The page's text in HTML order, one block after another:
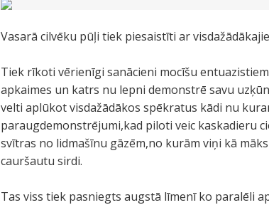
Vasarā cilvēku pūļi tiek piesaistīti ar
Tiek rīkoti vērienīgi sanācieni mocīšu
apkaimes un katrs nu lepni demonstrē savu
velti aplūkot visdažādākos spēkratus kādi nu
paraugdemonstrējumi,kad piloti veic kaskadieru
svītras no lidmašīnu gāzēm,no kurām viņi kā
cauršautu sirdi.
Tas viss tiek pasniegts augstā līmenī ko paralēli